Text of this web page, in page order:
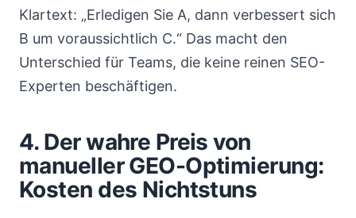
Klartext: „Erledigen Sie A, dann verbessert sich
B um voraussichtlich C.“ Das macht den
Unterschied für Teams, die keine reinen SEO-
Experten beschäftigen.
4. Der wahre Preis von
manueller GEO-Optimierung:
Kosten des Nichtstuns